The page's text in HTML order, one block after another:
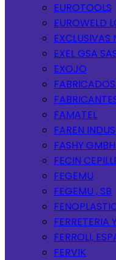
EUROTOOLS
EUROWELD
EXCLUSIVAS
EXEL GSA
EXOJO
FAMATEL
FAREN
FASHY
FECIN
FEGEMU
FEGEMU , SB
FERRETERIA
FERROLI,
FERVIK